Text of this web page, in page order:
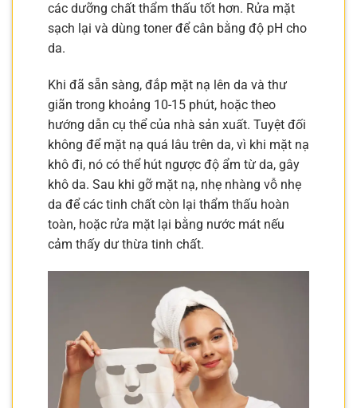
các dưỡng chất thẩm thấu tốt hơn. Rửa mặt
sạch lại và dùng toner để cân bằng độ pH cho
da.
Khi đã sẵn sàng, đắp mặt nạ lên da và thư
giãn trong khoảng 10-15 phút, hoặc theo
hướng dẫn cụ thể của nhà sản xuất. Tuyệt đối
không để mặt nạ quá lâu trên da, vì khi mặt nạ
khô đi, nó có thể hút ngược độ ẩm từ da, gây
khô da. Sau khi gỡ mặt nạ, nhẹ nhàng vỗ nhẹ
da để các tinh chất còn lại thẩm thấu hoàn
toàn, hoặc rửa mặt lại bằng nước mát nếu
cảm thấy dư thừa tinh chất.